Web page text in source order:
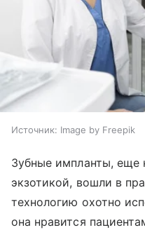
Источник: Image by Freepik
Зубные импланты, еще
экзотикой, вошли в
технологию охотно
она нравится